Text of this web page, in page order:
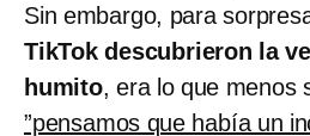
Sin embargo, para
TikTok descubrieron la
humito, era lo que menos
”pensamos que había un